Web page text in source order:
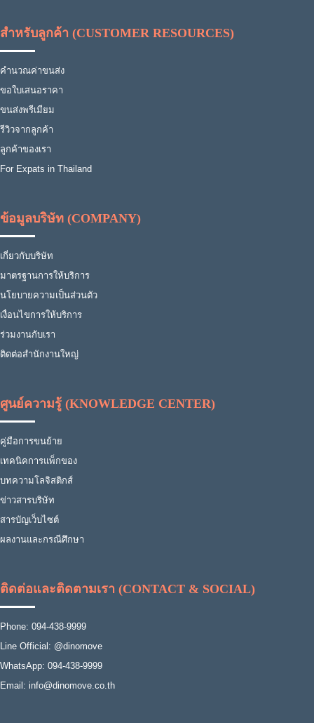
สำหรับลูกค้า (CUSTOMER RESOURCES)
คำนวณค่าขนส่ง
ขอใบเสนอราคา
ขนส่งพรีเมียม
รีวิวจากลูกค้า
ลูกค้าของเรา
For Expats in Thailand
ข้อมูลบริษัท (COMPANY)
เกี่ยวกับบริษัท
มาตรฐานการให้บริการ
นโยบายความเป็นส่วนตัว
เงื่อนไขการให้บริการ
ร่วมงานกับเรา
ติดต่อสำนักงานใหญ่
ศูนย์ความรู้ (KNOWLEDGE CENTER)
คู่มือการขนย้าย
เทคนิคการแพ็กของ
บทความโลจิสติกส์
ข่าวสารบริษัท
สารบัญเว็บไซต์
ผลงานและกรณีศึกษา
ติดต่อและติดตามเรา (CONTACT & SOCIAL)
Phone: 094-438-9999
Line Official: @dinomove
WhatsApp: 094-438-9999
Email: info@dinomove.co.th